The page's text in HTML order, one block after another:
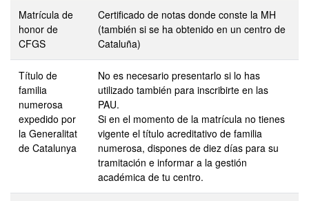
Matrícula de
honor de
CFGS
Certificado de notas donde conste la MH
(también si se ha obtenido en un centro de
Cataluña)
Título de
familia
numerosa
expedido por
la Generalitat
de Catalunya
No es necesario presentarlo si lo has
utilizado también para inscribirte en las
PAU.
Si en el momento de la matrícula no tienes
vigente el título acreditativo de familia
numerosa, dispones de diez días para su
tramitación e informar a la gestión
académica de tu centro.